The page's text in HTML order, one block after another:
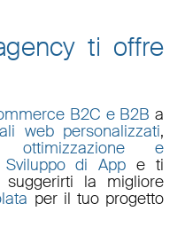
ti offre
B2C e B2B a
web personalizzati,
ottimizzazione e
Sviluppo di App e ti
la migliore
per il tuo progetto